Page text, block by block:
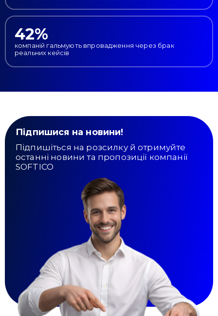
42%
компаній гальмують впровадження через брак
реальних кейсів
Підпишися на новини!
Підпишіться на розсилку й отримуйте
останні новини та пропозиції компанії
SOFTICO